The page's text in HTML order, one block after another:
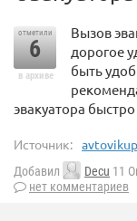
отметили
6
в архиве
Вызов
дорогое
быть
эвакуатора
Источник:
Добавил Decu 11
нет комментариев